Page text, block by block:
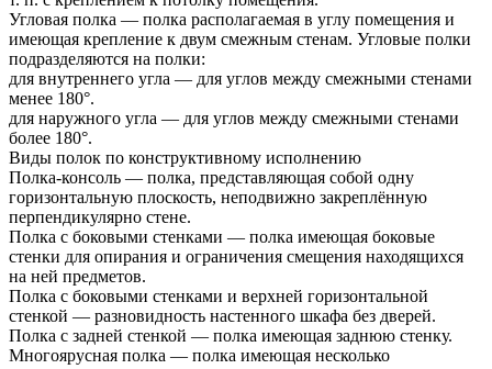
Угловая полка — полка располагаемая в углу помещения и
имеющая крепление к двум смежным стенам. Угловые полки
подразделяются на полки:
для внутреннего угла — для углов между смежными стенами
менее 180°.
для наружного угла — для углов между смежными стенами
более 180°.
Виды полок по конструктивному исполнению
Полка-консоль — полка, представляющая собой одну
горизонтальную плоскость, неподвижно закреплённую
перпендикулярно стене.
Полка с боковыми стенками — полка имеющая боковые
стенки для опирания и ограничения смещения находящихся
на ней предметов.
Полка с боковыми стенками и верхней горизонтальной
стенкой — разновидность настенного шкафа без дверей.
Полка с задней стенкой — полка имеющая заднюю стенку.
Многоярусная полка — полка имеющая несколько